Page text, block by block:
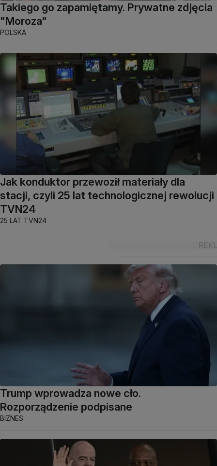
Takiego go zapamiętamy. Prywatne zdjęcia
"Moroza"
POLSKA
Jak konduktor przewoził materiały dla
stacji, czyli 25 lat technologicznej rewolucji
TVN24
25 LAT TVN24
Trump wprowadza nowe cło.
Rozporządzenie podpisane
BIZNES